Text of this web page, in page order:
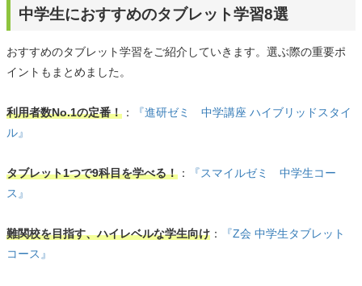
中学生におすすめのタブレット学習8選
おすすめのタブレット学習をご紹介していきます。選ぶ際の重要ポ
イントもまとめました。
利用者数No.1の定番！ ：
『進研ゼミ 中学講座 ハイブリッドスタイ
ル』
タブレット1つで9科目を学べる！ ：
『スマイルゼミ 中学生コー
ス』
難関校を目指す、ハイレベルな学生向け ：
『Z会 中学生タブレット
コース』